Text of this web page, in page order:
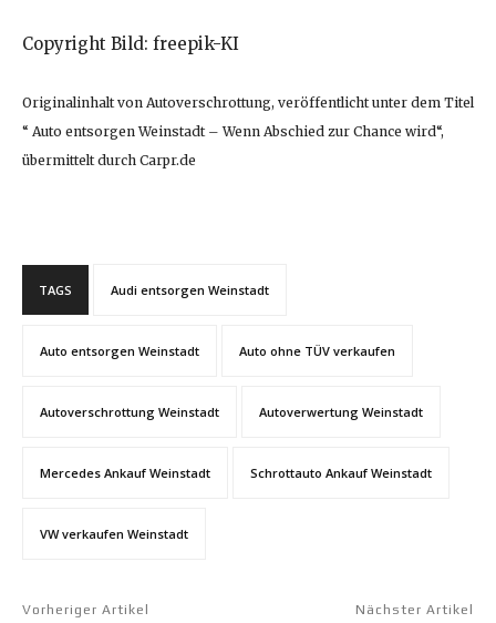
Copyright Bild: freepik-KI
Originalinhalt von Autoverschrottung, veröffentlicht unter dem Titel
“ Auto entsorgen Weinstadt – Wenn Abschied zur Chance wird“,
übermittelt durch Carpr.de
TAGS Audi entsorgen Weinstadt
Auto entsorgen Weinstadt Auto ohne TÜV verkaufen
Autoverschrottung Weinstadt Autoverwertung Weinstadt
Mercedes Ankauf Weinstadt Schrottauto Ankauf Weinstadt
VW verkaufen Weinstadt
Vorheriger Artikel Nächster Artikel